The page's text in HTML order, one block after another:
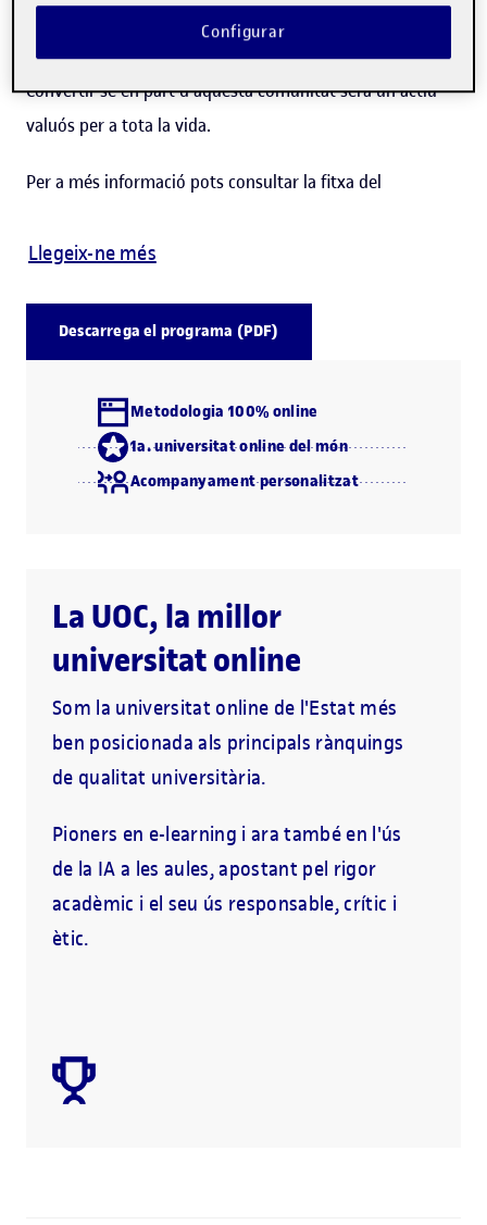
Estratègic els estudiants guanyen accés a una àmplia
comunitat de graduats (alumni) al voltant de el món.
Convertir-se en part d'aquesta comunitat serà un actiu
valuós per a tota la vida.
Per a més informació pots consultar la fitxa del
Llegeix-ne més
Descarrega el programa (PDF)
Metodologia 100% online
1a. universitat online del món
Acompanyament personalitzat
La UOC, la millor
universitat online
Som la universitat online de l'Estat més
ben posicionada als principals rànquings
de qualitat universitària.
Pioners en e-learning i ara també en l'ús
de la IA a les aules, apostant pel rigor
acadèmic i el seu ús responsable, crític i
ètic.
Configurar